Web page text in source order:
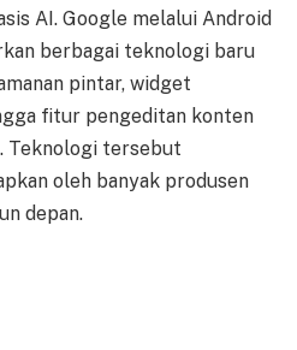
AI. Google melalui Android
berbagai teknologi baru
pintar, widget
fitur pengeditan konten
Teknologi tersebut
oleh banyak produsen
depan.